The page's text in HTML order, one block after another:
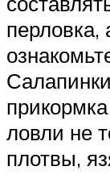
ловли не
плотвы,